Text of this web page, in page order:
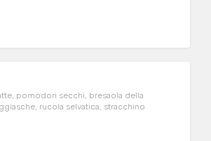
pomodori secchi, bresaola della
rucola selvatica, stracchino